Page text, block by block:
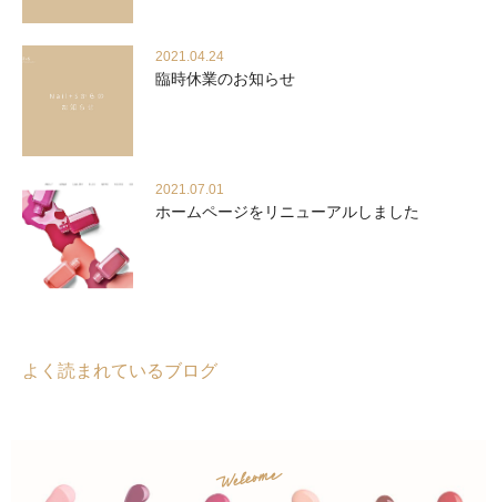
2021.04.24
臨時休業のお知らせ
2021.07.01
ホームページをリニューアルしました
よく読まれているブログ
Welcome